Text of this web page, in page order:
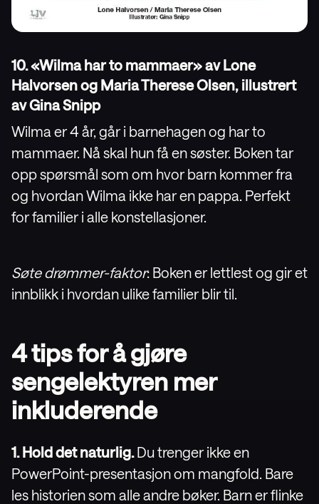
10. «Wilma har to mammaer» av Lone
Halvorsen og Maria Therese Olsen, illustrert
av Gina Snipp
Wilma er 4 år, går i barnehagen og har to
mammaer. Nå skal hun få en søster. Boken tar
opp spørsmål som om hvor barn kommer fra
og hvordan Wilma ikke har en pappa. Perfekt
for familier i alle konstellasjoner.
Søte drømmer-faktor: Boken er lettlest og gir et
innblikk i hvordan ulike familier blir til.
4 tips for å gjøre
sengelektyren mer
inkluderende
1. Hold det naturlig.Du trenger ikke en
PowerPoint-presentasjon om mangfold. Bare
les historien som alle andre bøker. Barn er flinke